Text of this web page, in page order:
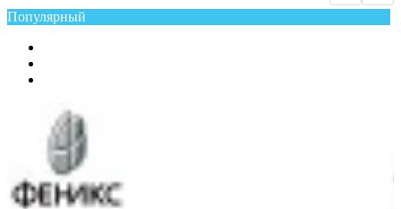
Популярный